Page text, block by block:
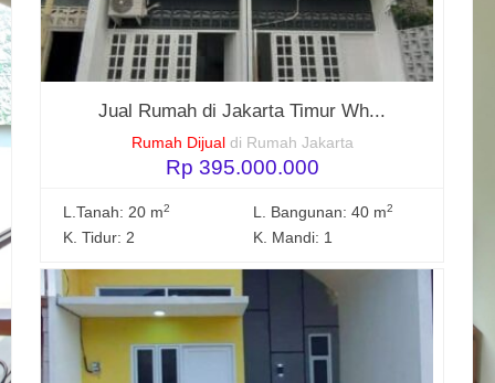
Jual Rumah di Jakarta Timur Wh...
Rumah Dijual di Rumah Jakarta
Rp 395.000.000
L.Tanah: 20 m2 L. Bangunan: 40 m2
K. Tidur: 2 K. Mandi: 1